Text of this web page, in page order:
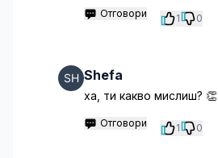
Отговори 1 0
Shefa
ха, ти какво мислиш? 👏
Отговори 1 0